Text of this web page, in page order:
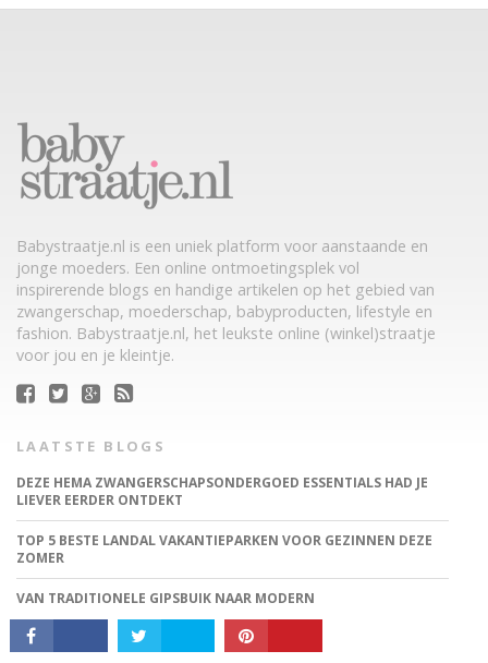
Babystraatje.nl is een uniek platform voor aanstaande en
jonge moeders. Een online ontmoetingsplek vol
inspirerende blogs en handige artikelen op het gebied van
zwangerschap, moederschap, babyproducten, lifestyle en
fashion. Babystraatje.nl, het leukste online (winkel)straatje
voor jou en je kleintje.
LAATSTE BLOGS
DEZE HEMA ZWANGERSCHAPSONDERGOED ESSENTIALS HAD JE
LIEVER EERDER ONTDEKT
TOP 5 BESTE LANDAL VAKANTIEPARKEN VOOR GEZINNEN DEZE
ZOMER
VAN TRADITIONELE GIPSBUIK NAAR MODERN
ZWANGERSCHAPSBEELDJE
DIT HEMA BUITENSPEELGOED VEROVERT DEZE ZOMER